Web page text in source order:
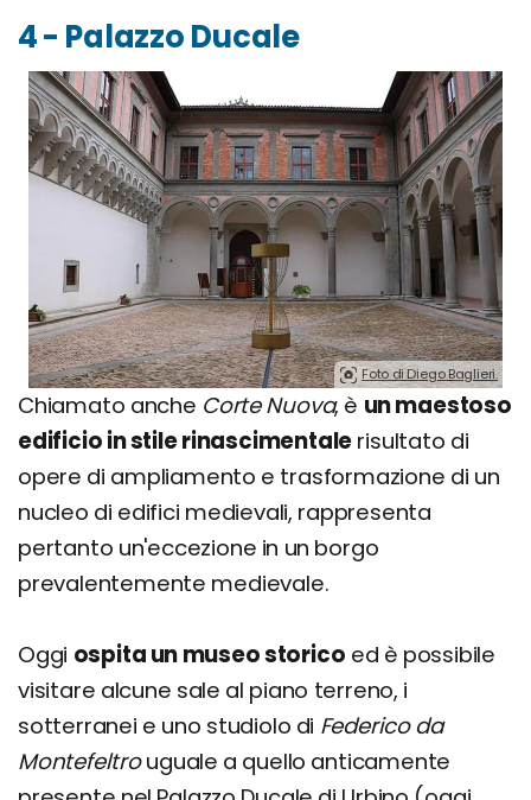
4 - Palazzo Ducale
Foto di Diego Baglieri.
Chiamato anche Corte Nuova, è un maestoso
edificio in stile rinascimentale risultato di
opere di ampliamento e trasformazione di un
nucleo di edifici medievali, rappresenta
pertanto un'eccezione in un borgo
prevalentemente medievale.
Oggi ospita un museo storico ed è possibile
visitare alcune sale al piano terreno, i
sotterranei e uno studiolo di Federico da
Montefeltrouguale a quello anticamente